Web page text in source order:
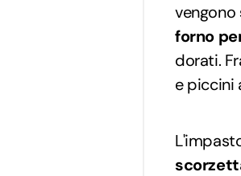
vengono
forno
dorati.
e piccini